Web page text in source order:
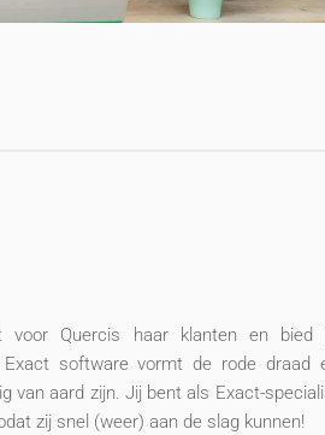
voor Quercis haar klanten en bied
Exact software vormt de rode draad
van aard zijn. Jij bent als Exact-
zij snel (weer) aan de slag kunnen!